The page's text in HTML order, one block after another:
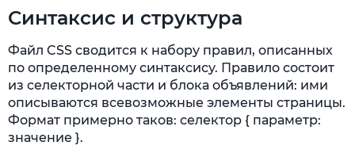
Синтаксис и структура
Файл CSS сводится к набору правил, описанных
по определенному синтаксису. Правило состоит
из селекторной части и блока объявлений: ими
описываются всевозможные элементы страницы.
Формат примерно таков: селектор { параметр:
значение }.